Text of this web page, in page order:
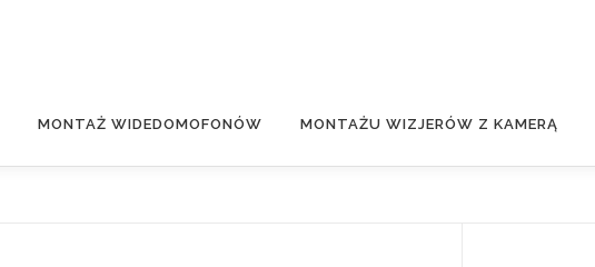
MONTAŻ WIDEDOMOFONÓW MONTAŻU WIZJERÓW Z KAMERĄ